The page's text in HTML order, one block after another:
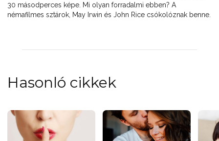
30 másodperces képe. Mi olyan forradalmi ebben? A
némafilmes sztárok, May Irwin és John Rice csókolóznak benne.
Hasonló cikkek